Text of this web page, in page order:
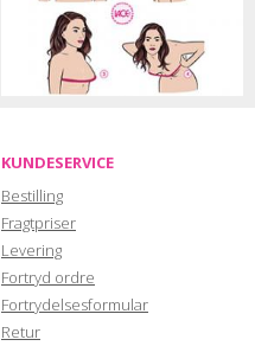
KUNDESERVICE
Bestilling
Fragtpriser
Levering
Fortryd ordre
Fortrydelsesformular
Retur